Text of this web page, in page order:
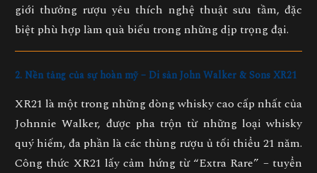
giới thưởng rượu yêu thích nghệ thuật sưu tầm, đặc
biệt phù hợp làm quà biếu trong những dịp trọng đại.
2. Nền tảng của sự hoàn mỹ – Di sản John Walker & Sons XR21
XR21 là một trong những dòng whisky cao cấp nhất của
Johnnie Walker, được pha trộn từ những loại whisky
quý hiếm, đa phần là các thùng rượu ủtối thiểu 21 năm.
Công thức XR21 lấy cảm hứng từ “Extra Rare” – tuyển